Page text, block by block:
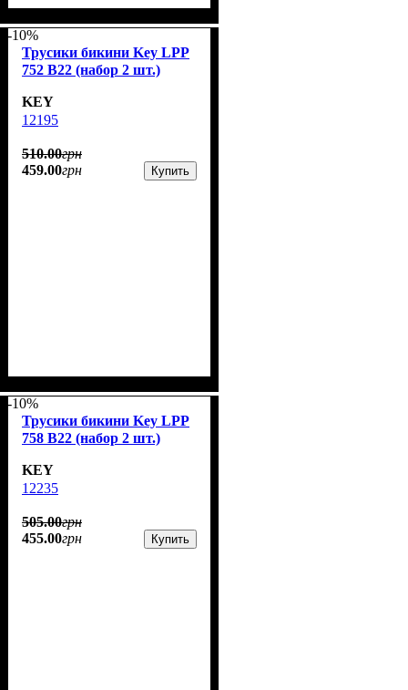
-10%
Трусики бикини Key LPP
752 B22 (набор 2 шт.)
KEY
12195
510.00грн
459.00грн Купить
-10%
Трусики бикини Key LPP
758 B22 (набор 2 шт.)
KEY
12235
505.00грн
455.00грн Купить